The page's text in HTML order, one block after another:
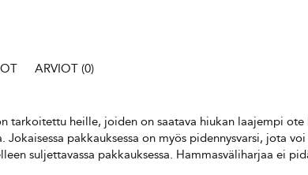
ARVIOT (0)
tarkoitettu heille, joiden on saatava hiukan laajempi
Jokaisessa pakkauksessa on myös pidennysvarsi, jota
suljettavassa pakkauksessa. Hammasväliharjaa ei